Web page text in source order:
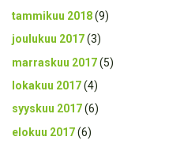
tammikuu 2018(9)
joulukuu 2017(3)
marraskuu 2017(5)
lokakuu 2017(4)
syyskuu 2017(6)
elokuu 2017(6)